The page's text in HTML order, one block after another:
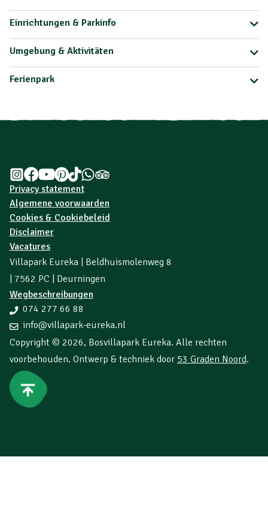
Einrichtungen & Parkinfo
Umgebung & Aktivitäten
Ferienpark
Privacy statement
Algemene voorwaarden
Cookies & Cookiebeleid
Disclaimer
Vacatures
Villapark Eureka | Beldhuismolenweg 8
| 7562 PC | Deurningen
Wegbeschreibungen
074 277 66 88
info@villapark-eureka.nl
Copyright © 2026, Bosvillapark Eureka. Alle rechten
voorbehouden. Ontwerp & techniek door 53 Graden Noord.